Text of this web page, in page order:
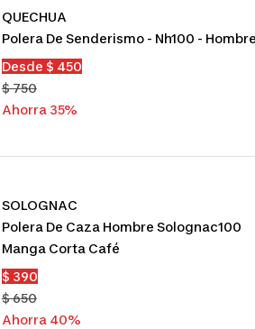
QUECHUA
Polera De Senderismo - Nh100 -
Precio
de
venta
Desde $ 450
Precio
normal
$ 750
Ahorra 35%
SOLOGNAC
Polera De Caza Hombre Solognac100
Manga Corta Café
Precio
de
venta
$ 390
Precio
normal
$ 650
Ahorra 40%